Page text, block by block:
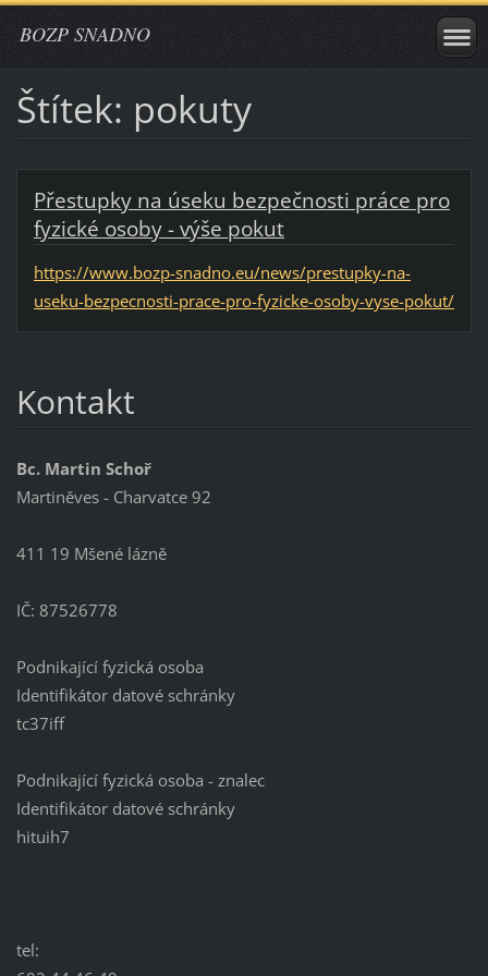
BOZP SNADNO
Štítek: pokuty
Přestupky na úseku bezpečnosti práce pro
fyzické osoby - výše pokut
https://www.bozp-snadno.eu/news/prestupky-na-
useku-bezpecnosti-prace-pro-fyzicke-osoby-vyse-pokut/
Kontakt
Bc. Martin Schoř
Martiněves - Charvatce 92
411 19 Mšené lázně
IČ: 87526778
Podnikající fyzická osoba
Identifikátor datové schránky
tc37iff
Podnikající fyzická osoba - znalec
Identifikátor datové schránky
hituih7
tel: